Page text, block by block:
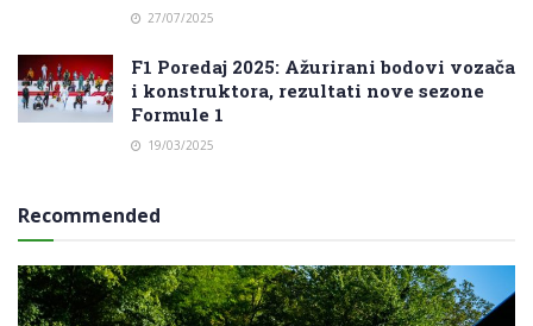
27/07/2025
F1 Poredaj 2025: Ažurirani bodovi vozača
i konstruktora, rezultati nove sezone
Formule 1
19/03/2025
Recommended